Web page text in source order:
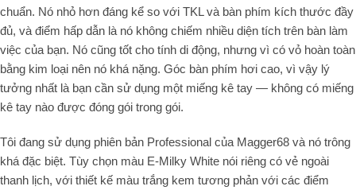
chuẩn. Nó nhỏ hơn đáng kể so với TKL và bàn phím kích thước đầy
đủ, và điểm hấp dẫn là nó không chiếm nhiều diện tích trên bàn làm
việc của bạn. Nó cũng tốt cho tính di động, nhưng vì có vỏ hoàn toàn
bằng kim loại nên nó khá nặng. Góc bàn phím hơi cao, vì vậy lý
tưởng nhất là bạn cần sử dụng một miếng kê tay — không có miếng
kê tay nào được đóng gói trong gói.
Tôi đang sử dụng phiên bản Professional của Magger68 và nó trông
khá đặc biệt. Tùy chọn màu E-Milky White nói riêng có vẻ ngoài
thanh lịch, với thiết kế màu trắng kem tương phản với các điểm